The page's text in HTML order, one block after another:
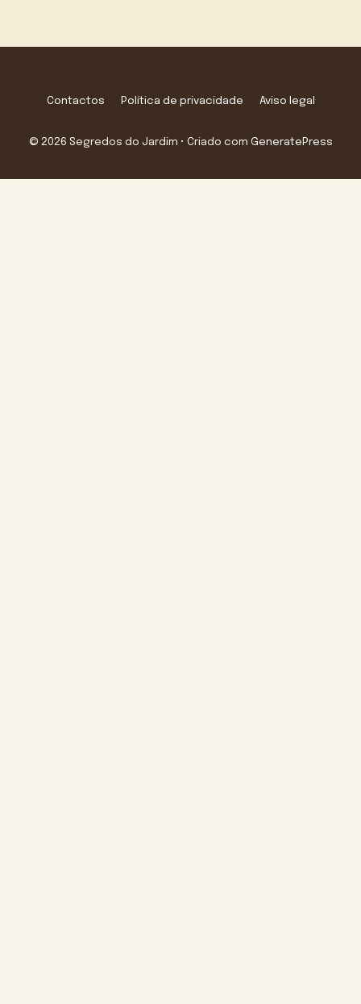
Contactos Política de privacidade Aviso legal
© 2026 Segredos do Jardim • Criado com GeneratePress